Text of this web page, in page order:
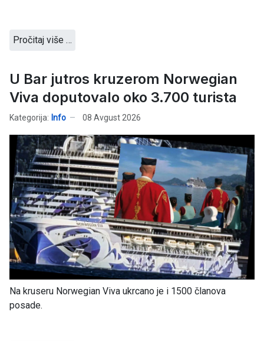
Pročitaj više …
U Bar jutros kruzerom Norwegian
Viva doputovalo oko 3.700 turista
Kategorija: Info 08 Avgust 2026
Na kruseru Norwegian Viva ukrcano je i 1500 članova
posade.